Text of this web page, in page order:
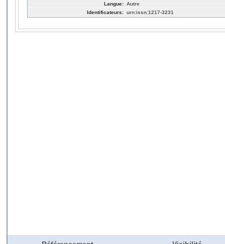
Langue: Autre
Identificateurs: urn:issn:1217-3231